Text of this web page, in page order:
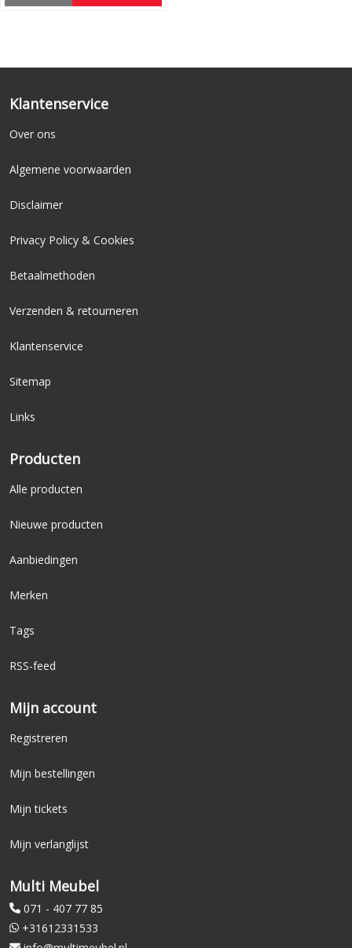
Klantenservice
Over ons
Algemene voorwaarden
Disclaimer
Privacy Policy & Cookies
Betaalmethoden
Verzenden & retourneren
Klantenservice
Sitemap
Links
Producten
Alle producten
Nieuwe producten
Aanbiedingen
Merken
Tags
RSS-feed
Mijn account
Registreren
Mijn bestellingen
Mijn tickets
Mijn verlanglijst
Multi Meubel
071 - 407 77 85
+31612331533